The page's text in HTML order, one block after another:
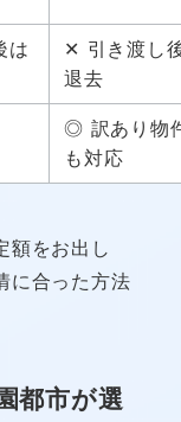
は
✕ 引き渡し
退去
◎ 訳あり物
も対応
額をお出し
に合った方法
都市が選